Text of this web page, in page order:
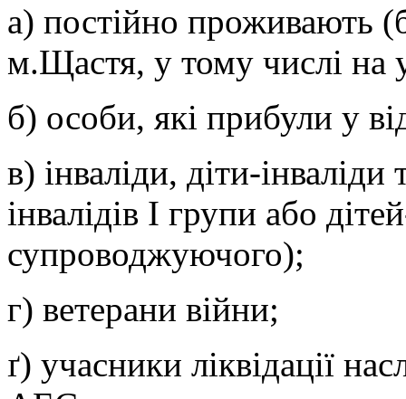
а) постійно проживають
м.Щастя, у тому числі на
б) особи, які прибули у
в) інваліди, діти-
інвалідів І групи або
супроводжуючого);
г) ветерани війни;
ґ) учасники ліквідації